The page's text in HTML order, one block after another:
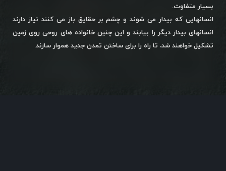
بسیار متفاوت.
انسانهایی که بیدار می شوند و چشم بر حقایق باز می کنند نیاز دارند
انسانهای بیدار دیگر را بیابند و این چنین خانواده های روحی روی زمین
تشکیل خواهند شد، تا راه را برای ساختن تمدن جدید هموار سازند.